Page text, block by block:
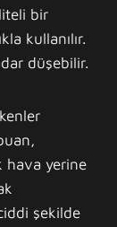
bir
kullanılır.
düşebilir.
hava yerine
şekilde